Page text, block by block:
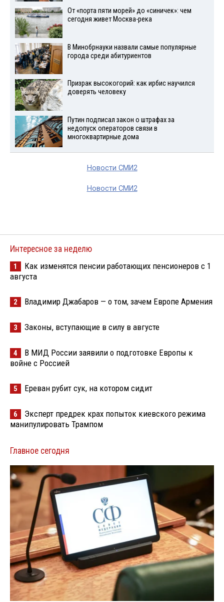
От «порта пяти морей» до «синичек»: чем
сегодня живет Москва-река
В Минобрнауки назвали самые популярные
города среди абитуриентов
Призрак высокогорий: как ирбис научился
доверять человеку
Путин подписал закон о штрафах за
недопуск операторов связи в
многоквартирные дома
Новости СМИ2
Новости СМИ2
Интересное за неделю
1
Как изменятся пенсии работающих пенсионеров с 1
августа
2 Владимир Джабаров — о том, зачем Европе Армения
3 Законы, вступающие в силу в августе
4
В МИД России заявили о подготовке Европы к
войне с Россией
5 Ереван рубит сук, на котором сидит
6
Эксперт предрек крах попыток киевского режима
манипулировать Трампом
Главное сегодня